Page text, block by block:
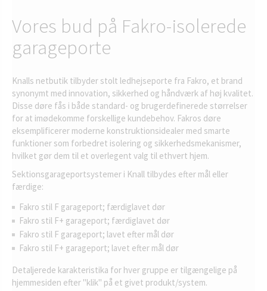
Vores bud på Fakro-isolerede
garageporte
Knalls netbutik tilbyder stolt ledhejseporte fra Fakro, et brand
synonymt med innovation, sikkerhed og håndværk af høj kvalitet.
Disse døre fås i både standard- og brugerdefinerede størrelser
for at imødekomme forskellige kundebehov. Fakros døre
eksemplificerer moderne konstruktionsidealer med smarte
funktioner som forbedret isolering og sikkerhedsmekanismer,
hvilket gør dem til et overlegent valg til ethvert hjem.
Sektionsgarageportsystemer i Knall tilbydes efter mål eller
færdige:
Fakro stil F garageport; færdiglavet dør
Fakro stil F+ garageport; færdiglavet dør
Fakro stil F garageport; lavet efter mål dør
Fakro stil F+ garageport; lavet efter mål dør
Detaljerede karakteristika for hver gruppe er tilgængelige på
hjemmesiden efter "klik" på et givet produkt/system.